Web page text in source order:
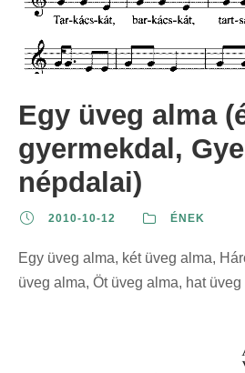
Egy üveg alma
gyermekdal,
népdalai)
2010-10-12 ÉNEK
Egy üveg alma, két üveg alma,
üveg alma, Öt üveg alma, hat